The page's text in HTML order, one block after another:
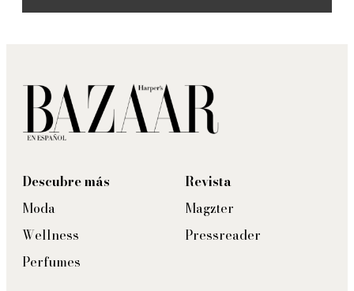
Descubre más
Moda
Wellness
Perfumes
Revista
Magzter
Pressreader